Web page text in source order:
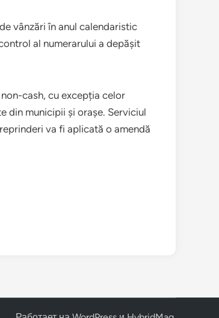
vânzări în anul calendaristic
al numerarului a depășit
cash, cu excepția celor
din municipii și orașe. Serviciul
va fi aplicată o amendă